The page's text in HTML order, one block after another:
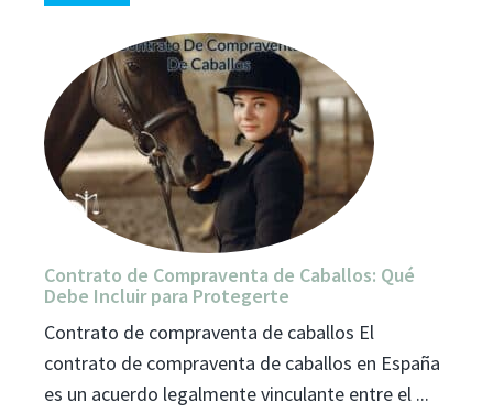
Contrato de Compraventa de Caballos: Qué
Debe Incluir para Protegerte
Contrato de compraventa de caballos El
contrato de compraventa de caballos en España
es un acuerdo legalmente vinculante entre el ...